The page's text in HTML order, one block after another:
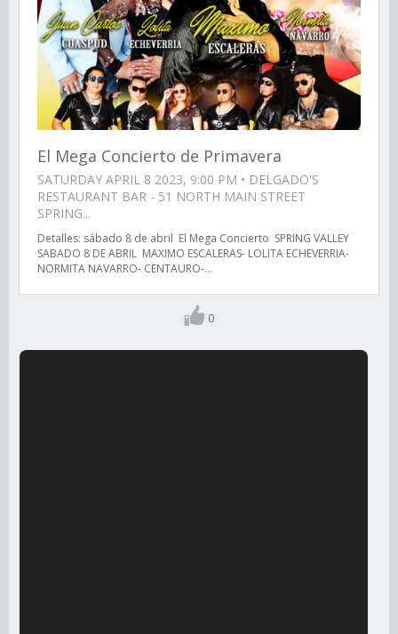
El Mega Concierto de Primavera
SATURDAY APRIL 8 2023, 9:00 PM • DELGADO'S
RESTAURANT BAR - 51 NORTH MAIN STREET
SPRING...
Detalles: sábado 8 de abril El Mega Concierto SPRING VALLEY
SABADO 8 DE ABRIL MAXIMO ESCALERAS- LOLITA ECHEVERRIA-
NORMITA NAVARRO- CENTAURO-...
0